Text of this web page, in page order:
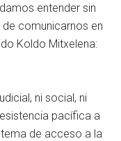
entender sin
comunicarnos en
Koldo Mitxelena:
ni social, ni
pacífica a
de acceso a la